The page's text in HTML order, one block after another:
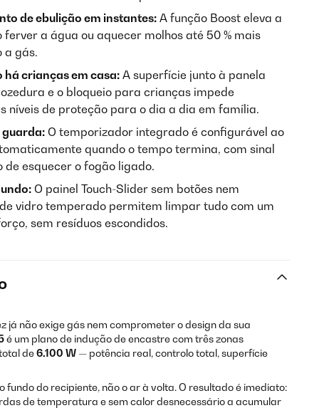
de ebulição em instantes: A função Boost eleva a
ferver a água ou aquecer molhos até 50 % mais
a gás.
crianças em casa:A superfície junto à panela
e o bloqueio para crianças impede
níveis de proteção para o dia a dia em família.
guarda: O temporizador integrado é configurável ao
quando o tempo termina, com sinal
esquecer o fogão ligado.
O painel Touch-Slider sem botões nem
vidro temperado permitem limpar tudo com um
sem resíduos escondidos.
já não exige gás nem comprometer o design da sua
é um plano de indução de encastre com três zonas
de6.100 W — potência real, controlo total, superfície
fundo do recipiente, não o ar à volta. O resultado é imediato:
de temperatura e sem calor desnecessário a acumular